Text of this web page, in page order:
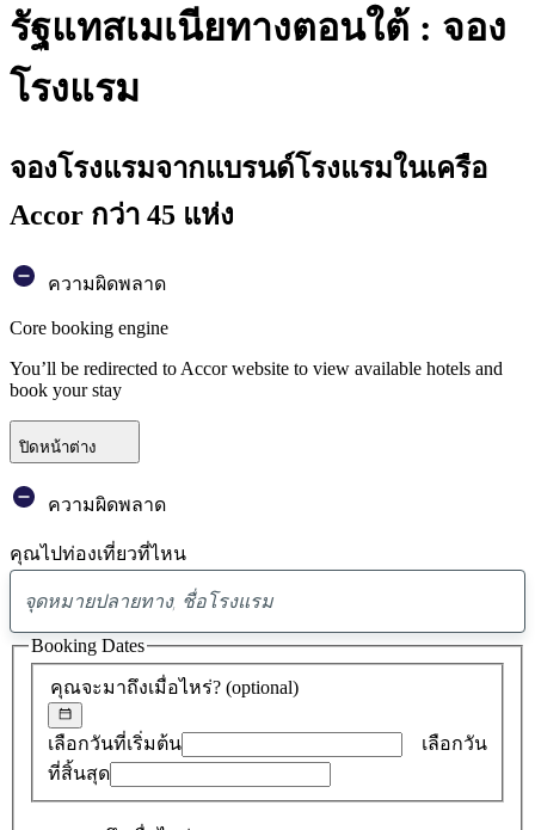
รัฐแทสเมเนียทางตอนใต้ : จอง
โรงแรม
จองโรงแรมจากแบรนด์โรงแรมในเครือ
Accor กว่า 45 แห่ง
ความผิดพลาด
Core booking engine
You’ll be redirected to Accor website to view available hotels and
book your stay
ปิดหน้าต่าง
ความผิดพลาด
คุณไปท่องเที่ยวที่ไหน
พบ
ข้อ
เสนอ
0
คุณจะมาถึงเมื่อไหร่? (optional)
เลือกวันที่เริ่มต้น
เลือกวัน
ที่สิ้นสุด
Booking Dates